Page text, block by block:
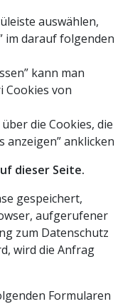
auswählen,
im darauf folgenden
kann man
Cookies von
die Cookies, die
anzeigen” anklicken
dieser Seite.
gespeichert,
aufgerufener
zum Datenschutz
wird die Anfrag
Formularen